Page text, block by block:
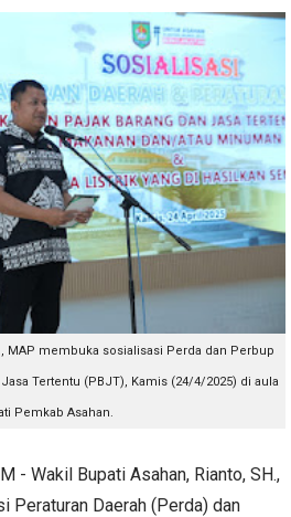
MAP membuka sosialisasi Perda dan Perbup
Tertentu (PBJT), Kamis (24/4/2025) di aula
Pemkab Asahan.
- Wakil Bupati Asahan, Rianto, SH.,
Peraturan Daerah (Perda) dan